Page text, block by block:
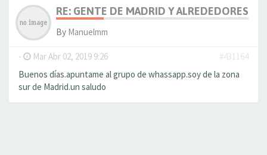
RE: GENTE DE MADRID Y ALREDEDORES
By Manuelmm
- Mar Abr 02, 2019 9:26
#431164
Buenos días.apuntame al grupo de whassapp.soy de la zona
sur de Madrid.un saludo